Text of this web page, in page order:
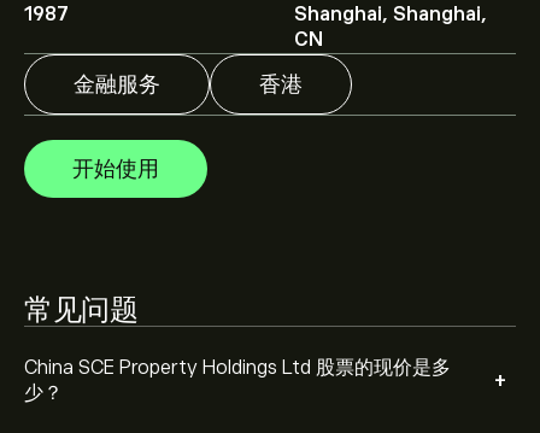
1987
Shanghai, Shanghai,
CN
金融服务 香港
开始使用
常见问题
China SCE Property Holdings Ltd 股票的现价是多
少？
+
$‎0.0450。
eToro 以取得详细的分析师预测及价格目
分析师根据市场趋势、财务报告和预期增长对China SCE
Property Holdings Ltd的预测。查看最新预测，了解未来
价格走势。
China SCE Property Holdings Ltd 市值为 ‎$‎190.03M 美元